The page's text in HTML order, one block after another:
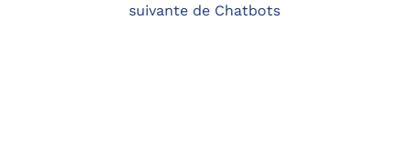
suivante de Chatbots